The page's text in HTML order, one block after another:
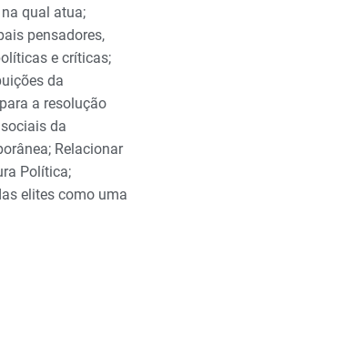
qual atua;
pensadores,
e críticas;
da
a resolução
da
Relacionar
Política;
elites como uma